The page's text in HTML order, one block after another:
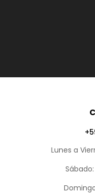
Lunes a